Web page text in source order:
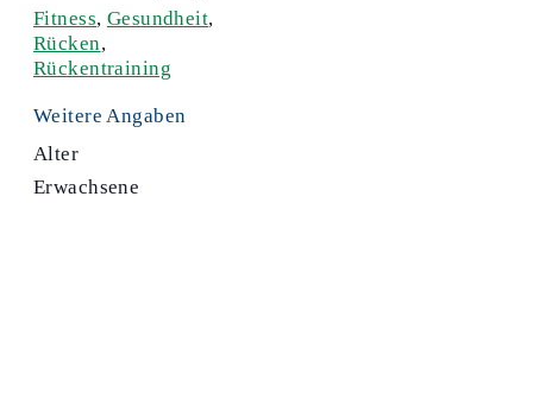
Fitness, Gesundheit,
Rücken,
Rückentraining
Weitere Angaben
Alter
Erwachsene